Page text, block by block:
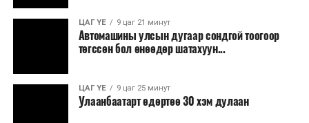
ЦАГ ҮЕ 9 цаг 21 минут
Автомашины улсын дугаар сондгой тоогоор
төгссөн бол өнөөдөр шатахуун...
ЦАГ ҮЕ 9 цаг 25 минут
Улаанбаатарт өдөртөө 30 хэм дулаан